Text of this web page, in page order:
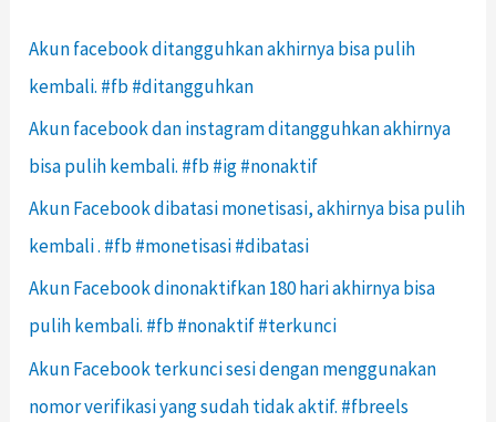
Akun facebook ditangguhkan akhirnya bisa pulih
kembali. #fb #ditangguhkan
Akun facebook dan instagram ditangguhkan akhirnya
bisa pulih kembali. #fb #ig #nonaktif
Akun Facebook dibatasi monetisasi, akhirnya bisa pulih
kembali . #fb #monetisasi #dibatasi
Akun Facebook dinonaktifkan 180 hari akhirnya bisa
pulih kembali. #fb #nonaktif #terkunci
Akun Facebook terkunci sesi dengan menggunakan
nomor verifikasi yang sudah tidak aktif. #fbreels